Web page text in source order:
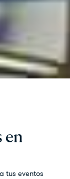
en
tus eventos